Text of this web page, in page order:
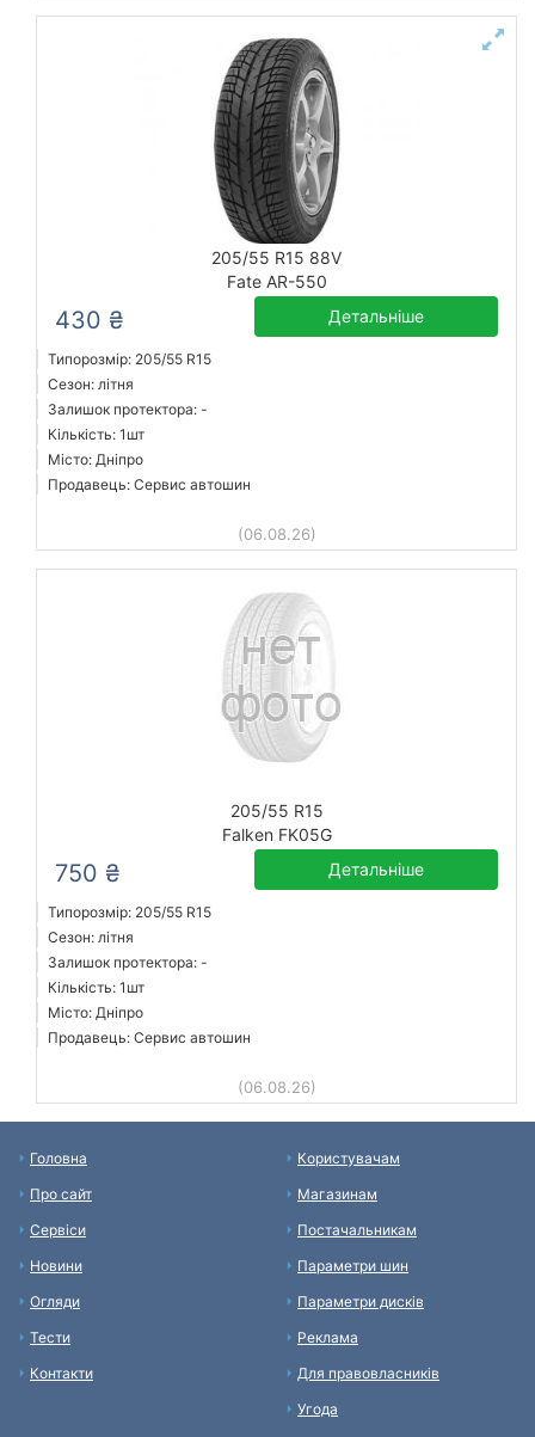
205/55 R15 88V
Fate AR-550
430 ₴ Детальніше
Типорозмір: 205/55 R15
Сезон: літня
Залишок протектора: -
Кількість: 1шт
Місто: Дніпро
Продавець: Сервис автошин
(06.08.26)
205/55 R15
Falken FK05G
750 ₴ Детальніше
Типорозмір: 205/55 R15
Сезон: літня
Залишок протектора: -
Кількість: 1шт
Місто: Дніпро
Продавець: Сервис автошин
(06.08.26)
Головна
Про сайт
Сервіси
Новини
Огляди
Тести
Контакти
Користувачам
Магазинам
Постачальникам
Параметри шин
Параметри дисків
Реклама
Для правовласників
Угода